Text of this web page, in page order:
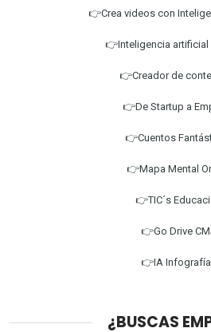
👉Crea videos con
👉Inteligencia artificial
👉Creador de
👉De Startup a
👉Cuentos
👉Mapa Mental
👉TIC´s
👉Go Drive
👉IA
¿BUSCAS